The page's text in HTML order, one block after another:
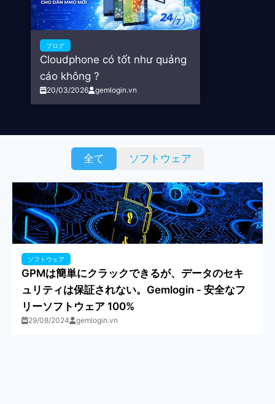
ブログ
Cloudphone có tốt như quảng
cáo không ?
20/03/2026 gemlogin.vn
全て ソフトウェア
ソフトウェア
GPMは簡単にクラックできるが、データのセキ
ュリティは保証されない。Gemlogin - 安全なフ
リーソフトウェア 100%
29/08/2024 gemlogin.vn